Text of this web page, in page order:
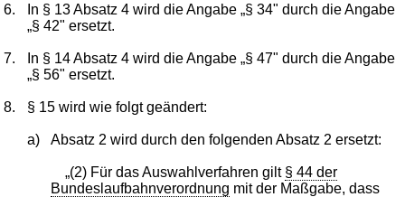
6.
In § 13 Absatz 4 wird die Angabe „§ 34" durch die Angabe
„§ 42" ersetzt.
7.
In § 14 Absatz 4 wird die Angabe „§ 47" durch die Angabe
„§ 56" ersetzt.
8. § 15 wird wie folgt geändert:
a) Absatz 2 wird durch den folgenden Absatz 2 ersetzt:
„(2) Für das Auswahlverfahren gilt § 44 der
Bundeslaufbahnverordnung mit der Maßgabe, dass